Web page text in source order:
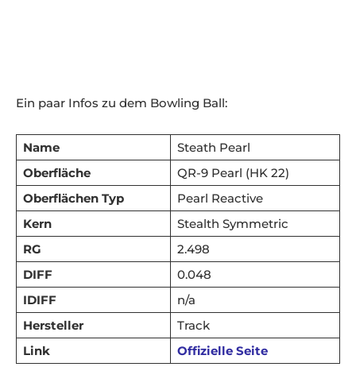
Ein paar Infos zu dem Bowling Ball:
Name
Steath Pearl
Oberfläche
QR-9 Pearl (HK 22)
Oberflächen Typ
Pearl Reactive
Kern
Stealth Symmetric
RG
2.498
DIFF
0.048
IDIFF
n/a
Hersteller
Track
Link
Offizielle Seite